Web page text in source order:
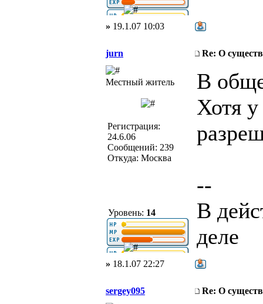
» 19.1.07 10:03
jurn Re: О
Местный житель
Регистрация:
24.6.06
Сообщений: 239
Откуда: Москва
Уровень: 14
В
Хотя
--
В
деле
» 18.1.07 22:27
sergey095 Re: О